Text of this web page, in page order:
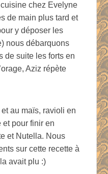
chez Evelyne
de main plus tard et
y déposer les
nous débarquons
de suite les forts en
Aziz répète
au maïs, ravioli en
et pour finir en
et Nutella. Nous
sur cette recette à
avait plu :)